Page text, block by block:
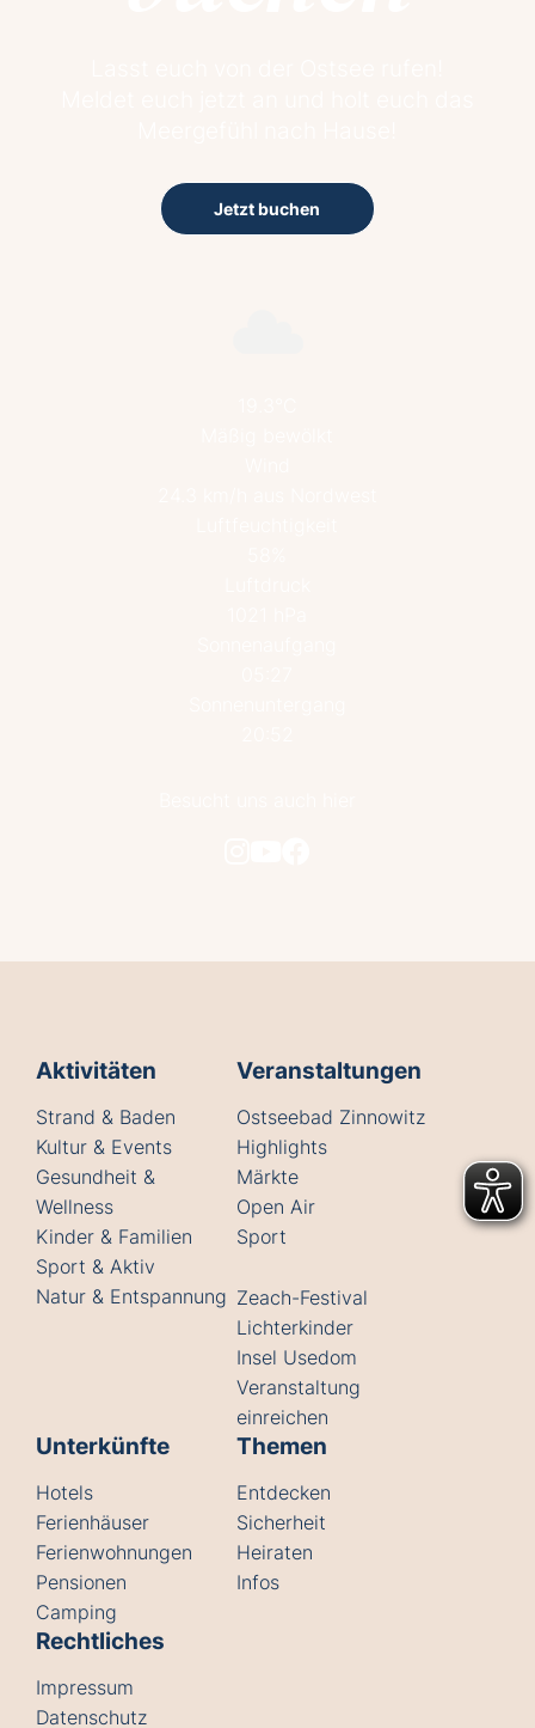
Jetzt buchen
Aktivitäten
Strand & Baden
Kultur & Events
Gesundheit &
Wellness
Kinder & Familien
Sport & Aktiv
Natur & Entspannung
Veranstaltungen
Ostseebad Zinnowitz
Highlights
Märkte
Open Air
Sport
Zeach-Festival
Lichterkinder
Insel Usedom
Veranstaltung
einreichen
Unterkünfte
Hotels
Ferienhäuser
Ferienwohnungen
Pensionen
Camping
Themen
Entdecken
Sicherheit
Heiraten
Infos
Rechtliches
Impressum
Datenschutz